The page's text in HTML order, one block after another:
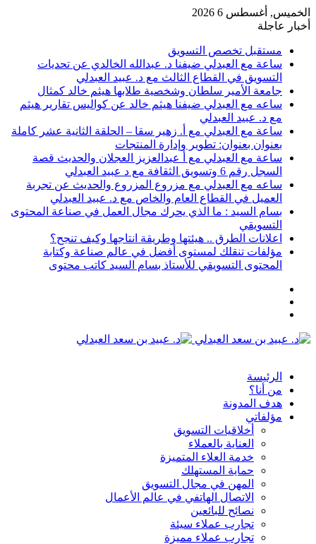
الخميس, أغسطس 6 2026
أخبار عاجلة
مستقبل تخصص التسويق
ساعة مع العبدلي ضيفنا د. عبدالله الخالدي عن تحديات
التسويق في القطاع الثالث مع د. عبيد العبدلي
جامعة الأمير سلطان وشخصية طلابها هيثم خالد كمثال
ساعه مع العبدلي ضيفنا هيثم خالد عن كواليس تقارير هيثم
مع د. عبيد العبدلي
ساعة مع العبدلي مع أ. زهير سقا – الحلقة الثانية عشر كاملة
بعنوان بعنوان: تطوير وإدارة المنتجات
ساعة مع العبدلي مع أ عبدالعزيز العجلان والحديث قصة
السجل رقم 6 وتسويق الثقافة مع د عبيد العبدلي
ساعه مع العبدلي مع مزروع المزروع والحديث عن تجربة
العميل في القطاع العام والخاص مع د. عبيد العبدلي
بسام السيد : ما الذي يحرك مجال العمل في صناعة المحتوى
التسويقي
اعلانات الطرق .. هيئتها وطريقة انتاجها وكيف تنجح؟
مؤلفات تنقلك لمستوى أفضل في عالم صناعة وكتابة
المحتوى التسويقي للأستاذ بسام السيد كاتب محتوى
القائمة
الرئيسة
من أنا؟
هدف المدونة
مؤلفاتي
أخلاقيات التسويق
العناية بالعملاء
خدمة العلاء المتميزة
حماية المستهلك
المهن في مجال التسويق
الاتصال الهاتفي في عالم الأعمال
نصائح للبائعين
تجارب عملاء سيئة
تجارب عملاء مميزة